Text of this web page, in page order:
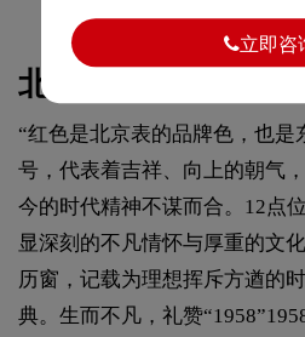
北京表标志设计说明
“红色是北京表的品牌色，也
号，代表着吉祥、向上的朝气
今的时代精神不谋而合。12点
显深刻的不凡情怀与厚重的文
历窗，记载为理想挥斥方遒的
典。生而不凡，礼赞
立即咨